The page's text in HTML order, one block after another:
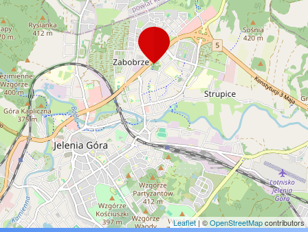
Leaflet| ©OpenStreetMapcontributors